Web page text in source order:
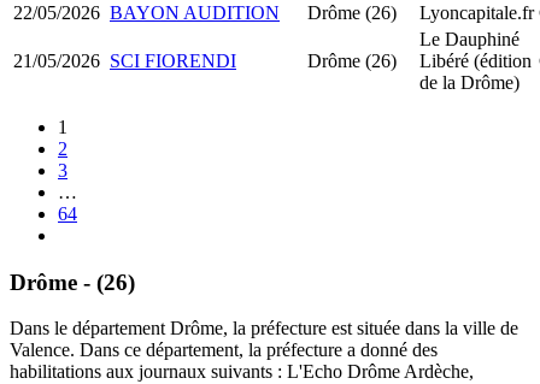
22/05/2026 BAYON AUDITION Drôme (26) Lyoncapitale.fr
21/05/2026 SCI FIORENDI Drôme (26)
Le Dauphiné
Libéré (édition
de la Drôme)
1
2
3
…
64
Drôme - (26)
Dans le département Drôme, la préfecture est située dans la ville de
Valence. Dans ce département, la préfecture a donné des
habilitations aux journaux suivants : L'Echo Drôme Ardèche,